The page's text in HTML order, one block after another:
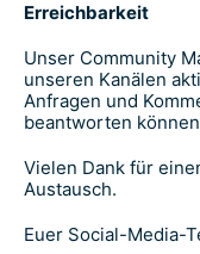
Erreichbarkeit
Unser Community
unseren Kanälen
Anfragen und
beantworten
Vielen Dank für
Austausch.
Euer Social-Media-